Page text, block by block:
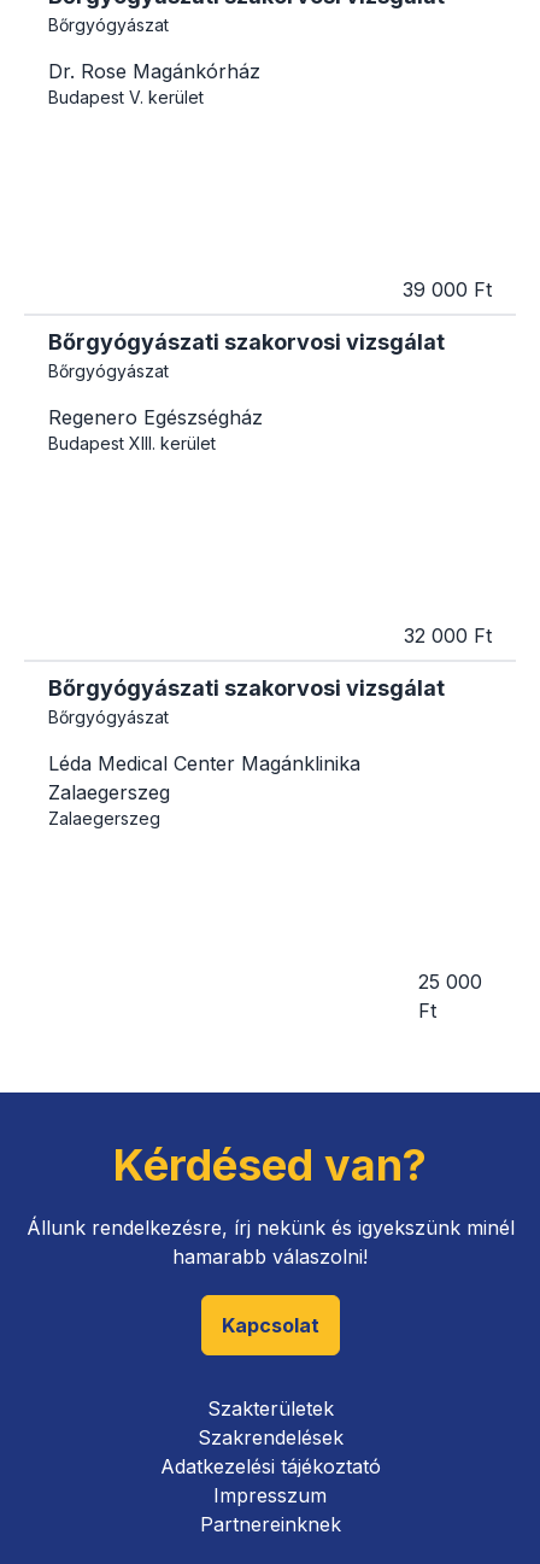
Bőrgyógyászat
Dr. Rose Magánkórház
Budapest V. kerület
39 000 Ft
Bőrgyógyászati szakorvosi vizsgálat
Bőrgyógyászat
Regenero Egészségház
Budapest XIII. kerület
32 000 Ft
Bőrgyógyászati szakorvosi vizsgálat
Bőrgyógyászat
Léda Medical Center Magánklinika
Zalaegerszeg
Zalaegerszeg
25 000
Ft
Kérdésed van?
Állunk rendelkezésre, írj nekünk és igyekszünk minél
hamarabb válaszolni!
Kapcsolat
Szakterületek
Szakrendelések
Adatkezelési tájékoztató
Impresszum
Partnereinknek